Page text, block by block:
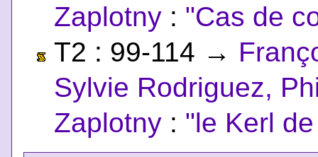
Zaplotny : "Cas de
T2 : 99-114 →
Sylvie Rodriguez,
Zaplotny : "le Kerl